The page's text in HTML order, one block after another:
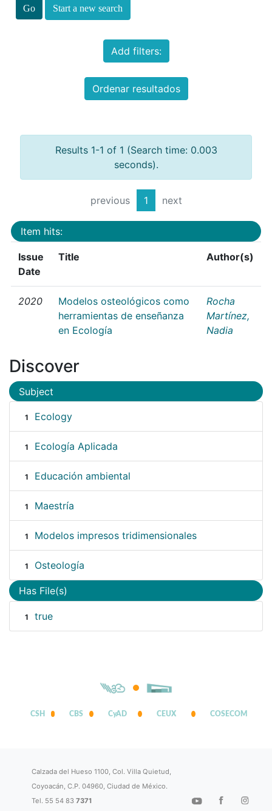
Start a new search
Add filters:
Ordenar resultados
Results 1-1 of 1 (Search time: 0.003
seconds).
previous 1 next
Item hits:
Issue
Date
Title Author(s)
2020
Modelos osteológicos como
herramientas de enseñanza
en Ecología
Rocha
Martínez,
Nadia
Discover
Subject
1 Ecology
1 Ecología Aplicada
1 Educación ambiental
1 Maestría
1 Modelos impresos tridimensionales
1 Osteología
Has File(s)
1 true
CSH CBS CyAD CEUX COSECOM
Calzada del Hueso 1100, Col. Villa Quietud,
Coyoacán, C.P. 04960, Ciudad de México.
Tel. 55 54 837371